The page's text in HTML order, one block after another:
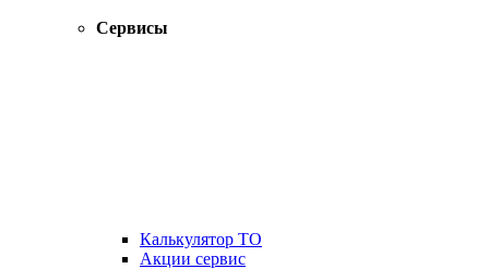
Сервисы
Калькулятор ТО
Акции сервис